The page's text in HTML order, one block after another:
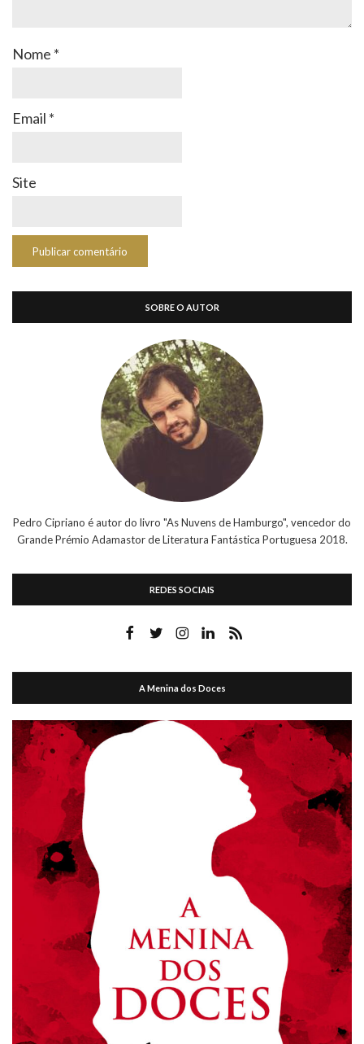
Nome *
Email *
Site
SOBRE O AUTOR
Pedro Cipriano é autor do livro "As Nuvens de Hamburgo", vencedor do
Grande Prémio Adamastor de Literatura Fantástica Portuguesa 2018.
REDES SOCIAIS
A Menina dos Doces